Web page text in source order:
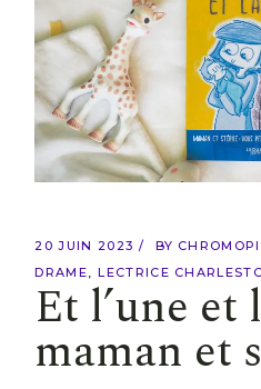
20 JUIN 2023 BY
DRAME
LECTRICE
Et l’une et
maman et